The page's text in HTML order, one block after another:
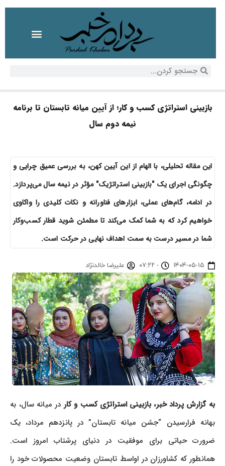
بازبینی استراتژی کسب و کار؛ از آیین میانه تابستان تا برنامه
نیمه دوم سال
این مقاله تحلیلی، با الهام از این آیین کهن، به بررسی عمیق چرایی و
چگونگی اجرای یک "بازبینی استراتژیک" مؤثر در نیمه سال می‌پردازد.
در ادامه، گام‌های عملی، ابزارهای فناورانه و نکات کلیدی را واکاوی
خواهیم کرد که به شما کمک می‌کند تا مطمئن شوید قطار کسب‌وکار
شما در مسیر درست به سمت اهداف نهایی در حرکت است.
۱۴۰۴-۰۵-۱۵ - ۰۷:۲۲ علیرضا خالدنژاد
به گزارش پرداد خبر، بازبینی استراتژی کسب و کار در میانه سال، به
بهانه فرارسیدن “جشن میانه تابستان” در پانزدهم مرداد، یک
ضرورت حیاتی برای موفقیت در دنیای پرشتاب امروز است.
همانطور که کشاورزان در اواسط تابستان وضعیت محصولات خود را